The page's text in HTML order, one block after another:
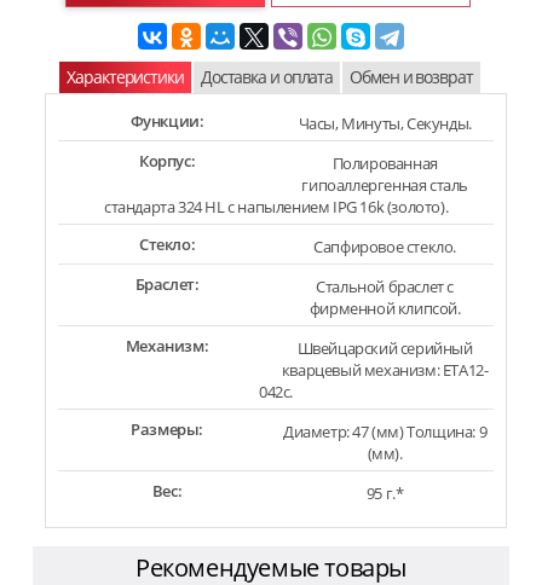
Характеристики Доставка и оплата Обмен и возврат
Функции:
Часы, Минуты, Секунды.
Корпус:
Полированная
гипоаллергенная сталь
стандарта 324 HL с напылением IPG 16k (золото).
Стекло:
Сапфировое стекло.
Браслет:
Стальной браслет с
фирменной клипсой.
Механизм:
Швейцарский серийный
кварцевый механизм: ETA12-
042c.
Размеры:
Диаметр: 47 (мм) Толщина: 9
(мм).
Вес:
95 г.*
Рекомендуемые товары